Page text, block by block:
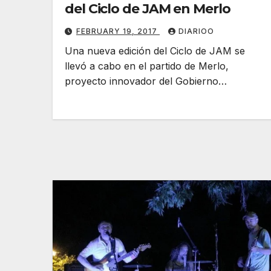
del Ciclo de JAM en Merlo
FEBRUARY 19, 2017 DIARIOO
Una nueva edición del Ciclo de JAM se
llevó a cabo en el partido de Merlo,
proyecto innovador del Gobierno…